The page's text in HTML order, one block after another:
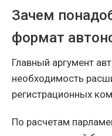
Зачем
формат
Главный аргумент
необходимость
регистрационных
По расчетам